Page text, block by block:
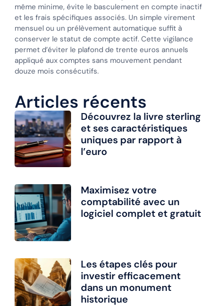
même minime, évite le basculement en compte inactif
et les frais spécifiques associés. Un simple virement
mensuel ou un prélèvement automatique suffit à
conserver le statut de compte actif. Cette vigilance
permet d’éviter le plafond de trente euros annuels
appliqué aux comptes sans mouvement pendant
douze mois consécutifs.
Articles récents
Découvrez la livre sterling
et ses caractéristiques
uniques par rapport à
l’euro
Maximisez votre
comptabilité avec un
logiciel complet et gratuit
Les étapes clés pour
investir efficacement
dans un monument
historique